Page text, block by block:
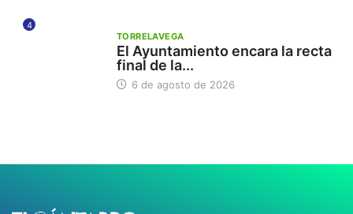
4
TORRELAVEGA
El Ayuntamiento encara la recta
final de la...
6 de agosto de 2026